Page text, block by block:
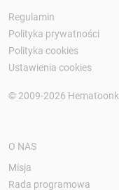
Regulamin
Polityka prywatności
Polityka cookies
Ustawienia cookies
© 2009-2026
O NAS
Misja
Rada programowa